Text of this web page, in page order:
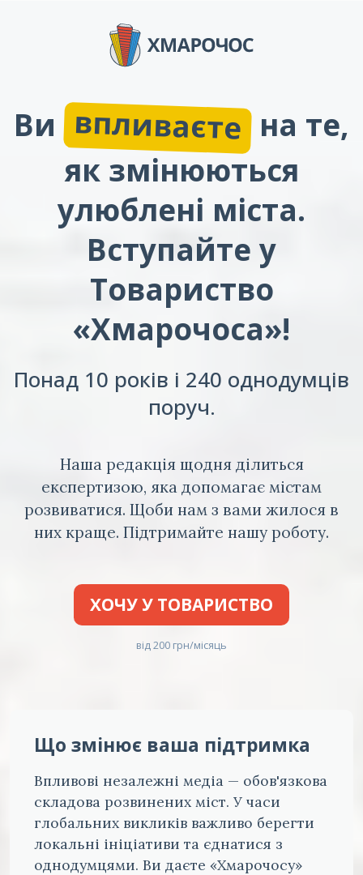
Ви впливаєте на те,
як змінюються
улюблені міста.
Вступайте у
Товариство
«Хмарочоса»!
Понад 10 років і 240 однодумців
поруч.
Наша редакція щодня ділиться
експертизою, яка допомагає містам
розвиватися. Щоби нам з вами жилося в
них краще. Підтримайте нашу роботу.
ХОЧУ У ТОВАРИСТВО
від 200 грн/місяць
Що змінює ваша підтримка
Впливові незалежні медіа — обов'язкова
складова розвинених міст. У часи
глобальних викликів важливо берегти
локальні ініціативи та єднатися з
однодумцями. Ви даєте «Хмарочосу»